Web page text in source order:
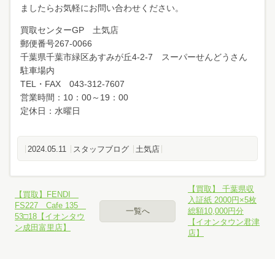
ましたらお気軽にお問い合わせください。
買取センターGP 土気店
郵便番号267-0066
千葉県千葉市緑区あすみが丘4-2-7 スーパーせんどうさん
駐車場内
TEL・FAX 043-312-7607
営業時間：10：00～19：00
定休日：水曜日
2024.05.11 スタッフブログ 土気店
【買取】FENDI
FS227 Cafe 135
53□18【イオンタウ
ン成田富里店】
一覧へ
【買取】 千葉県収
入証紙 2000円×5枚
総額10,000円分
【イオンタウン君津
店】